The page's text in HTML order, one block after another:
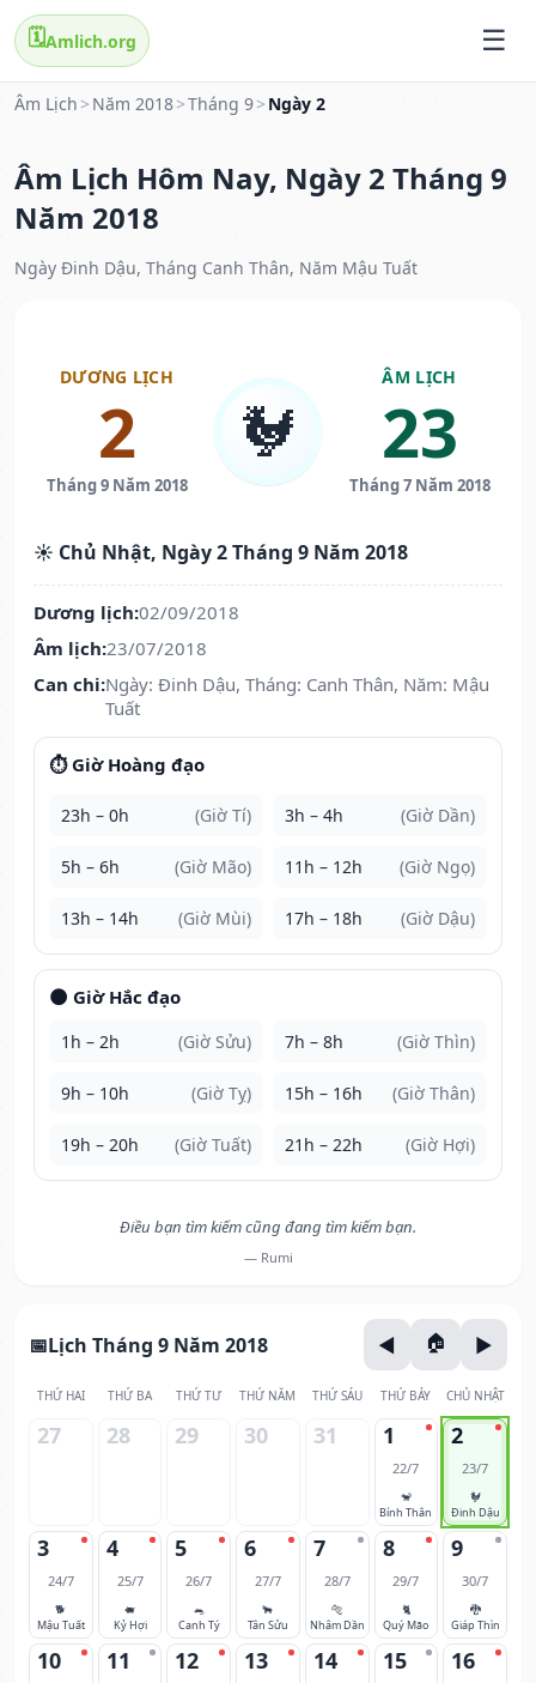
🗓️Amlich.org
Âm Lịch > Năm 2018>Tháng 9> Ngày 2
Âm Lịch Hôm Nay, Ngày 2 Tháng 9
Năm 2018
Ngày Đinh Dậu, Tháng Canh Thân, Năm Mậu Tuất
DƯƠNG LỊCH
2
Tháng 9 Năm 2018
🐓
ÂM LỊCH
23
Tháng 7 Năm 2018
☀️ Chủ Nhật, Ngày 2 Tháng 9 Năm 2018
Dương lịch:02/09/2018
Âm lịch:23/07/2018
Can chi:Ngày: Đinh Dậu, Tháng: Canh Thân, Năm: Mậu
Tuất
⏱️ Giờ Hoàng đạo
23h – 0h (Giờ Tí) 3h – 4h (Giờ Dần)
5h – 6h (Giờ Mão) 11h – 12h (Giờ Ngọ)
13h – 14h (Giờ Mùi) 17h – 18h (Giờ Dậu)
🌑 Giờ Hắc đạo
1h – 2h (Giờ Sửu) 7h – 8h (Giờ Thìn)
9h – 10h (Giờ Tỵ) 15h – 16h (Giờ Thân)
19h – 20h (Giờ Tuất) 21h – 22h (Giờ Hợi)
Điều bạn tìm kiếm cũng đang tìm kiếm bạn.
— Rumi
Lịch Tháng 9 Năm 2018
THỨ HAI THỨ BA THỨ TƯ THỨ NĂM THỨ SÁU THỨ BẢY CHỦ NHẬT
27 28 29 30 31 1
22/7
🐒
Bính Thân
2
23/7
🐓
Đinh Dậu
3
24/7
🐕
Mậu Tuất
4
25/7
🐖
Kỷ Hợi
5
26/7
🐀
Canh Tý
6
27/7
🐂
Tân Sửu
7
28/7
🐅
Nhâm Dần
8
29/7
🐈
Quý Mão
9
30/7
🐉
Giáp Thìn
10 11 12 13 14 15 16